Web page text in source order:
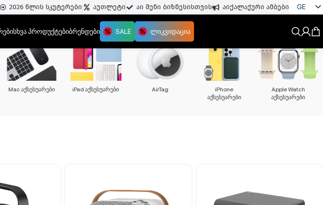
2026 წლის სკუტერები აუთლეტი აი შენი ბიზნესისთვის აიქალაქური ამბები
GE
სხვა პროდუქტებიბრენდები SALE ლიკვიდაცია
AirPods Apple TV Mac აქსესუარები iPad აქსესუარები AirTag